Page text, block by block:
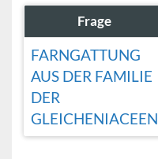
Frage
FARNGATTUNG
AUS DER FAMILIE
DER
GLEICHENIACEEN